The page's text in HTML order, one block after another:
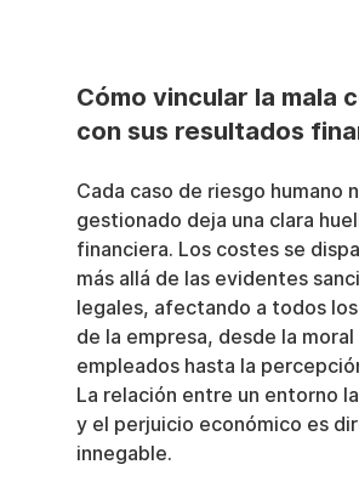
Cómo vincular la mala
con sus resultados
Cada caso de riesgo humano
gestionado deja una clara
financiera. Los costes se
más allá de las evidentes
legales, afectando a todos
de la empresa, desde la
empleados hasta la
La relación entre un entorno
y el perjuicio económico es
innegable.